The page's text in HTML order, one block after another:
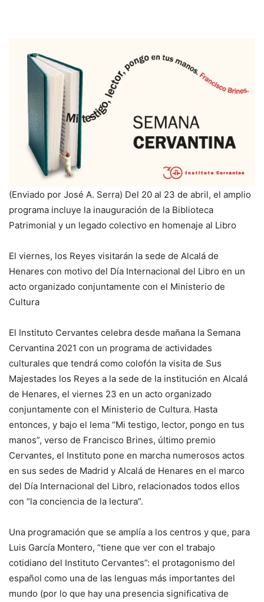
(Enviado por José A. Serra) Del 20 al 23 de abril, el amplio
programa incluye la inauguración de la Biblioteca
Patrimonial y un legado colectivo en homenaje al Libro
El viernes, los Reyes visitarán la sede de Alcalá de
Henares con motivo del Día Internacional del Libro en un
acto organizado conjuntamente con el Ministerio de
Cultura
El Instituto Cervantes celebra desde mañana la Semana
Cervantina 2021 con un programa de actividades
culturales que tendrá como colofón la visita de Sus
Majestades los Reyes a la sede de la institución en Alcalá
de Henares, el viernes 23 en un acto organizado
conjuntamente con el Ministerio de Cultura. Hasta
entonces, y bajo el lema “Mi testigo, lector, pongo en tus
manos”, verso de Francisco Brines, último premio
Cervantes, el Instituto pone en marcha numerosos actos
en sus sedes de Madrid y Alcalá de Henares en el marco
del Día Internacional del Libro, relacionados todos ellos
con “la conciencia de la lectura”.
Una programación que se amplía a los centros y que, para
Luis García Montero, “tiene que ver con el trabajo
cotidiano del Instituto Cervantes”: el protagonismo del
español como una de las lenguas más importantes del
mundo (por lo que hay una presencia significativa de